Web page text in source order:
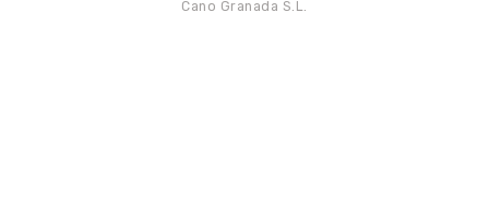
Cano Granada S.L.